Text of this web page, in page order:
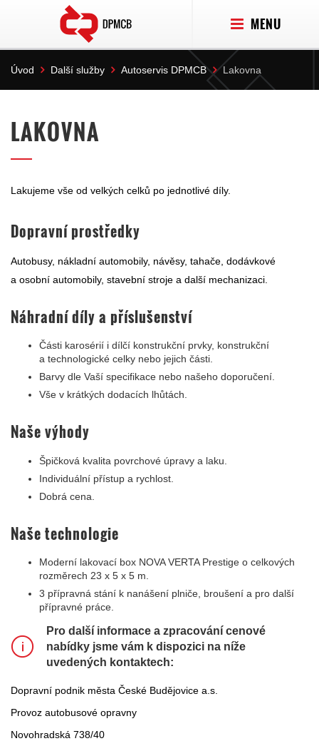
MENU
Úvod Další služby Autoservis DPMCB Lakovna
LAKOVNA
Lakujeme vše od velkých celků po jednotlivé díly.
Dopravní prostředky
Autobusy, nákladní automobily, návěsy, tahače, dodávkové
a osobní automobily, stavební stroje a další mechanizaci.
Náhradní díly a příslušenství
Části karosérií i dílčí konstrukční prvky, konstrukční
a technologické celky nebo jejich části.
Barvy dle Vaší specifikace nebo našeho doporučení.
Vše v krátkých dodacích lhůtách.
Naše výhody
Špičková kvalita povrchové úpravy a laku.
Individuální přístup a rychlost.
Dobrá cena.
Naše technologie
Moderní lakovací box NOVA VERTA Prestige o celkových
rozměrech 23 x 5 x 5 m.
3 přípravná stání k nanášení plniče, broušení a pro další
přípravné práce.
Pro další informace a zpracování cenové
nabídky jsme vám k dispozici na níže
uvedených kontaktech:
Dopravní podnik města České Budějovice a.s.
Provoz autobusové opravny
Novohradská 738/40